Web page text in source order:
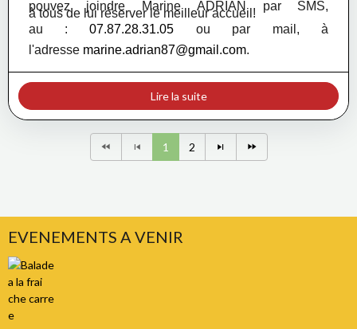
à tous de lui réserver le meilleur accueil!
pouvez joindre Marine ADRIAN par SMS,
au : 07.87.28.31.05 ou par mail, à
l'adresse marine.adrian87@gmail.com.
Lire la suite
1 2
EVENEMENTS A VENIR